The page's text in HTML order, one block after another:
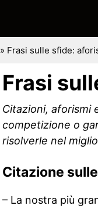
» Frasi sulle sfide:
Frasi
Citazioni, aforismi
competizione o
risolverle nel
Citazione
– La nostra più